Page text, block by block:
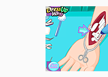
Теперь возник вопрос о